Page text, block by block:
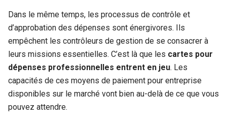
Dans le même temps, les processus de contrôle et
d’approbation des dépenses sont énergivores. Ils
empêchent les contrôleurs de gestion de se consacrer à
leurs missions essentielles. C’est là que les cartes pour
dépenses professionnelles entrent en jeu. Les
capacités de ces moyens de paiement pour entreprise
disponibles sur le marché vont bien au-delà de ce que vous
pouvez attendre.